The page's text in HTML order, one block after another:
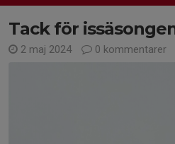
Tack för
2 maj 2024 0 kommentarer